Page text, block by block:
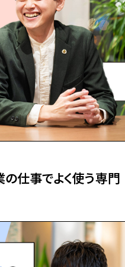
仕事でよく使う専門